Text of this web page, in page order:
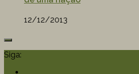
12/12/2013
Siga: